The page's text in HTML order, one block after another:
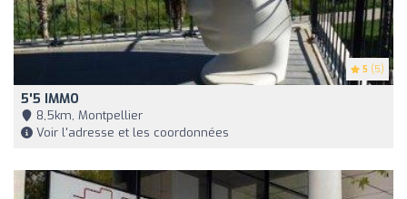
5 (5)
5'5 IMMO
8,5km, Montpellier
Voir l'adresse et les coordonnées